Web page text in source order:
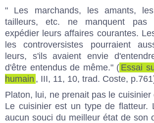
" Les marchands, les amants,
tailleurs, etc. ne manquent
expédier leurs affaires courantes.
les controversistes pourraient
leurs, s'ils avaient envie
d'être entendus de même." ( Essai
humain , III, 11, 10, trad. Coste,
Platon, lui, ne prenait pas le cuisinier
Le cuisinier est un type de flatteur.
aucun souci du meilleur état de son